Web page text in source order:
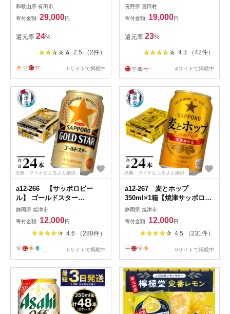
和歌山県 有田市
寄付金額: 29,000円
還元率 24%
2.5 （2件）
6サイトで掲載中
長野県 宮田村
寄付金額: 19,000円
還元率 23%
4.3 （42件）
4サイトで掲載中
出典：マイナビふるさと納税
a12-266 【サッポロビー
ル】 ゴールドスター
350ml×24本
静岡県 焼津市
寄付金額: 12,000円
4.6 （280件）
6サイトで掲載中
出典：マイナビふるさと納税
a12-267 麦とホップ
350ml×1箱【焼津サッポロビ
ール】
静岡県 焼津市
寄付金額: 12,000円
4.5 （231件）
6サイトで掲載中